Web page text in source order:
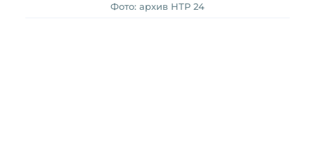
Фото: архив НТР 24